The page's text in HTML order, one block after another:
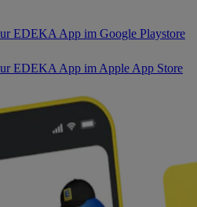
EDEKA App im Google Playstore
EDEKA App im Apple App Store